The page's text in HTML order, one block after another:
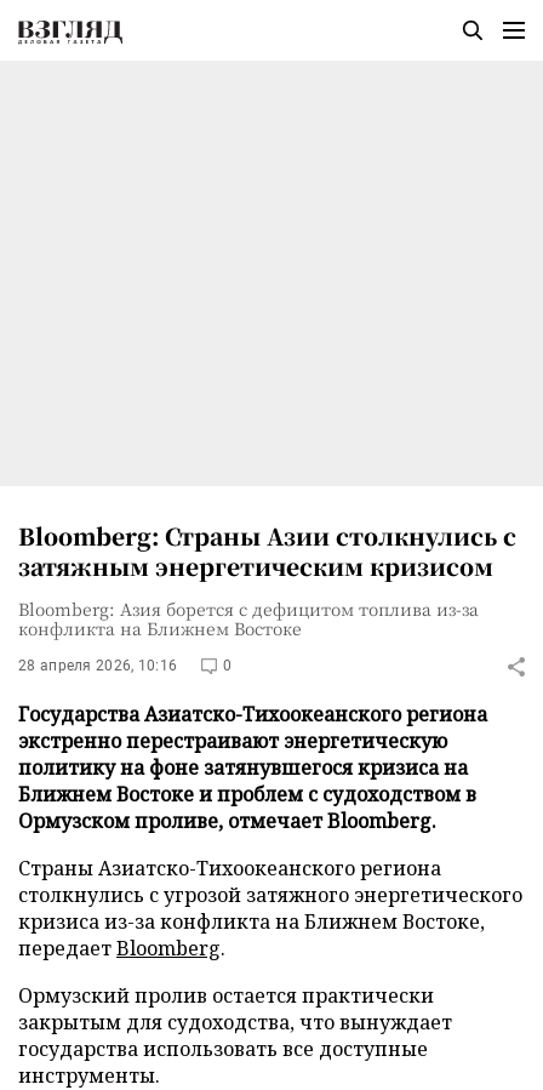
Bloomberg: Страны Азии столкнулись с
затяжным энергетическим кризисом
Bloomberg: Азия борется с дефицитом топлива из-за
конфликта на Ближнем Востоке
28 апреля 2026, 10:16 0
Государства Азиатско-Тихоокеанского региона
экстренно перестраивают энергетическую
политику на фоне затянувшегося кризиса на
Ближнем Востоке и проблем с судоходством в
Ормузском проливе, отмечает Bloomberg.
Страны Азиатско-Тихоокеанского региона
столкнулись с угрозой затяжного энергетического
кризиса из-за конфликта на Ближнем Востоке,
передаетBloomberg.
Ормузский пролив остается практически
закрытым для судоходства, что вынуждает
государства использовать все доступные
инструменты.